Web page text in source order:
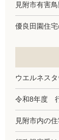
見附市有害
優良田園住
ウエルネス
令和8年度
見附市内の